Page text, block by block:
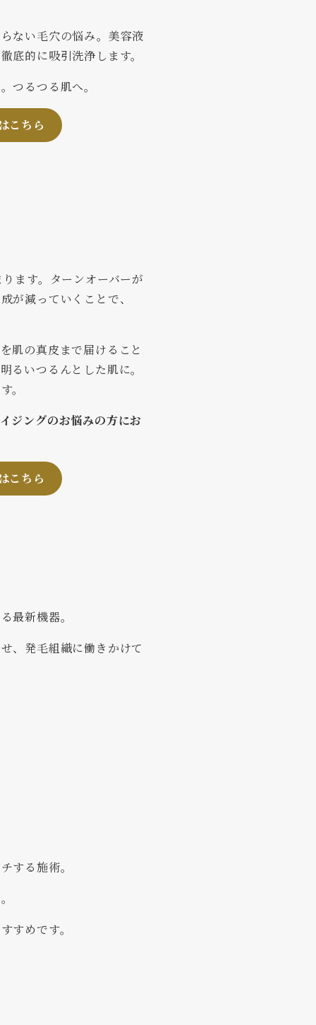
ない毛穴の悩み。美容液
底的に吸引洗浄します。
つるつる肌へ。
こちら
ます。ターンオーバーが
が減っていくことで、
肌の真皮まで届けること
るいつるんとした肌に。
。
ジングのお悩みの方にお
こちら
最新機器。
、発毛組織に働きかけて
する施術。
すめです。